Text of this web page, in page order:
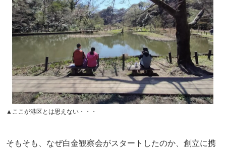
▲ここが港区とは思えない・・・
そもそも、なぜ白金観察会がスタートしたのか、創立に携